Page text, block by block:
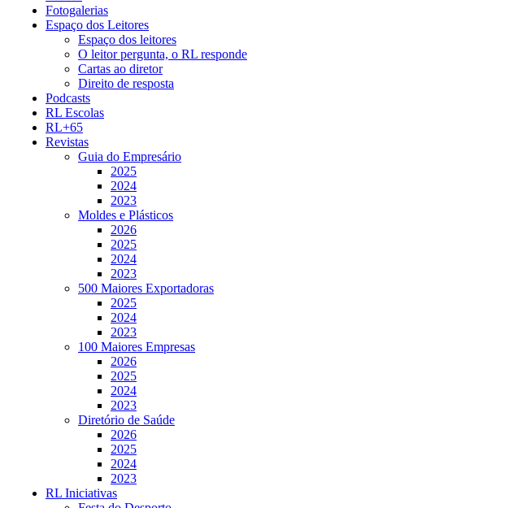
Fotogalerias
Espaço dos Leitores
Espaço dos leitores
O leitor pergunta, o RL responde
Cartas ao diretor
Direito de resposta
Podcasts
RL Escolas
RL+65
Revistas
Guia do Empresário
2025
2024
2023
Moldes e Plásticos
2026
2025
2024
2023
500 Maiores Exportadoras
2025
2024
2023
100 Maiores Empresas
2026
2025
2024
2023
Diretório de Saúde
2026
2025
2024
2023
RL Iniciativas